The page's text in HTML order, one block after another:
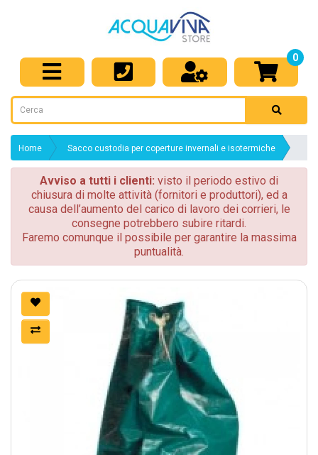
0
Home Sacco custodia per coperture invernali e isotermiche
Avviso a tutti i clienti: visto il periodo estivo di
chiusura di molte attività (fornitori e produttori), ed a
causa dell’aumento del carico di lavoro dei corrieri, le
consegne potrebbero subire ritardi.
Faremo comunque il possibile per garantire la massima
puntualità.